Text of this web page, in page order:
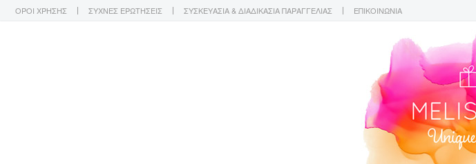
ΟΡΟΙ ΧΡΗΣΗΣ ΣΥΧΝΕΣ ΕΡΩΤΗΣΕΙΣ ΣΥΣΚΕΥΑΣΙΑ & ΔΙΑΔΙΚΑΣΙΑ ΠΑΡΑΓΓΕΛΙΑΣ ΕΠΙΚΟΙΝΩΝΙΑ